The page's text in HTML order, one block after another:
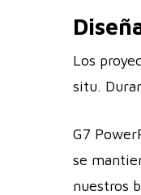
Los
situ.
G7
se
nuestros